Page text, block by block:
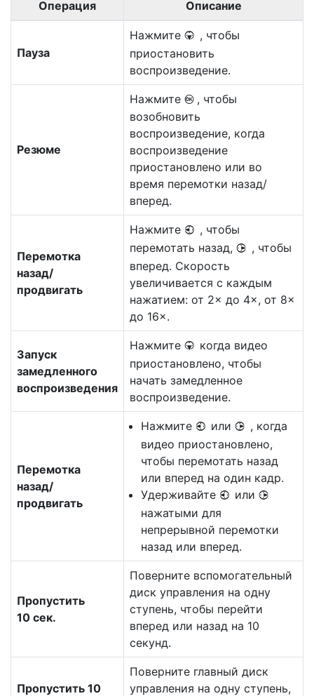
Операция Описание
Пауза
Нажмите 3 , чтобы
приостановить
воспроизведение.
Резюме
Нажмите J , чтобы
возобновить
воспроизведение, когда
воспроизведение
приостановлено или во
время перемотки назад/
вперед.
Перемотка
назад/
продвигать
Нажмите 4 , чтобы
перемотать назад, 2 , чтобы
вперед. Скорость
увеличивается с каждым
нажатием: от 2× до 4×, от 8×
до 16×.
Запуск
замедленного
воспроизведения
Нажмите 3 когда видео
приостановлено, чтобы
начать замедленное
воспроизведение.
Перемотка
назад/
продвигать
Нажмите 4 или 2 , когда
видео приостановлено,
чтобы перемотать назад
или вперед на один кадр.
Удерживайте 4 или 2
нажатыми для
непрерывной перемотки
назад или вперед.
Пропустить
10 сек.
Поверните вспомогательный
диск управления на одну
ступень, чтобы перейти
вперед или назад на 10
секунд.
Пропустить 10
Поверните главный диск
управления на одну ступень,